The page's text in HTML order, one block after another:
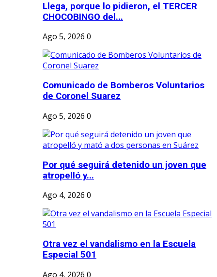
Llega, porque lo pidieron, el TERCER
CHOCOBINGO del...
Ago 5, 2026 0
Comunicado de Bomberos Voluntarios
de Coronel Suarez
Ago 5, 2026 0
Por qué seguirá detenido un joven que
atropelló y...
Ago 4, 2026 0
Otra vez el vandalismo en la Escuela
Especial 501
Ago 4, 2026 0